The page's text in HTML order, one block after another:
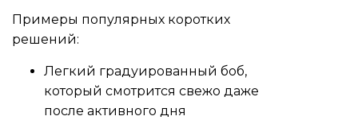
Примеры популярных коротких
решений:
Легкий градуированный боб,
который смотрится свежо даже
после активного дня